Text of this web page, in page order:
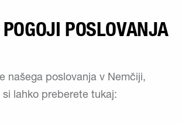
POSLOVANJA
našega poslovanja v Nemčiji,
lahko preberete tukaj: